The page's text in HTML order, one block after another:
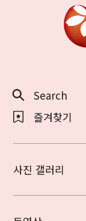
Search
즐겨찾기
사진 갤러리